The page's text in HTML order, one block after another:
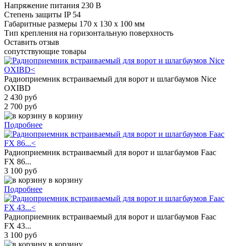
Напряжение питания 230 В
Степень защиты IP 54
Габаритные размеры 170 х 130 х 100 мм
Тип крепления на горизонтальную поверхность
Оставить отзыв
сопутствующие товары
Радиоприемник встраиваемый для ворот и шлагбаумов Nice
OXIBD
2 430 руб
2 700 руб
в корзину
Подробнее
Радиоприемник встраиваемый для ворот и шлагбаумов Faac
FX 86...
3 100 руб
в корзину
Подробнее
Радиоприемник встраиваемый для ворот и шлагбаумов Faac
FX 43...
3 100 руб
в корзину